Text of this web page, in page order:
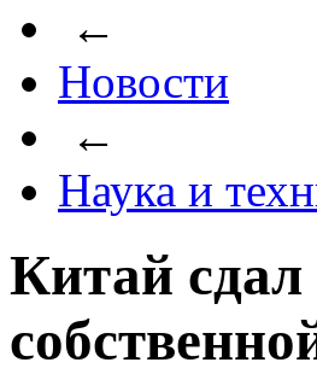
←
Новости
←
Наука и
Китай